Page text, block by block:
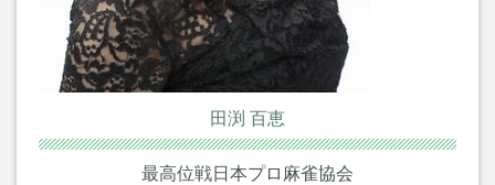
田渕 百恵
最高位戦日本プロ麻雀協会